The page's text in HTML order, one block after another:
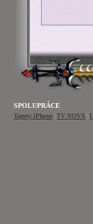
SPOLUPRÁCE
Tapety iPhone TV NOVA